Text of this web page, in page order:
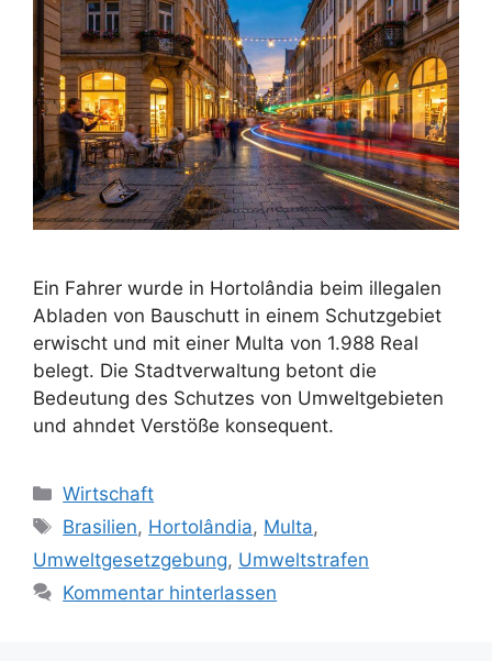
Ein Fahrer wurde in Hortolândia beim illegalen
Abladen von Bauschutt in einem Schutzgebiet
erwischt und mit einer Multa von 1.988 Real
belegt. Die Stadtverwaltung betont die
Bedeutung des Schutzes von Umweltgebieten
und ahndet Verstöße konsequent.
Kategorien
Wirtschaft
Schlagwörter
Brasilien, Hortolândia, Multa,
Umweltgesetzgebung, Umweltstrafen
Kommentar hinterlassen